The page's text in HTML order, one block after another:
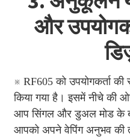
और
※ RF605 को उपयोगकर्ता
किया गया है। इसमें नीचे की
आप सिंगल और डुअल मोड के
आपको अपने वेपिंग अनुभव की